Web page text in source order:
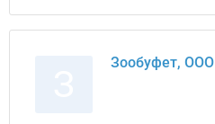
Зообуфет, ООО